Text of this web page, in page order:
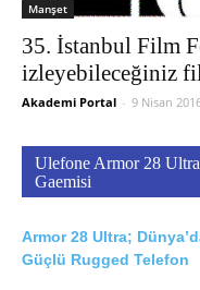
Manşet
35. İstanbul Film
izleyebileceğiniz
Akademi Portal - 9 Nisan
Ulefone Armor 28
Gaemisi
Armor 28 Ultra;
Güçlü Rugged Telefon